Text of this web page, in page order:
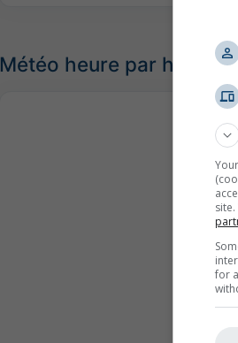
Météo heure par heure à
for